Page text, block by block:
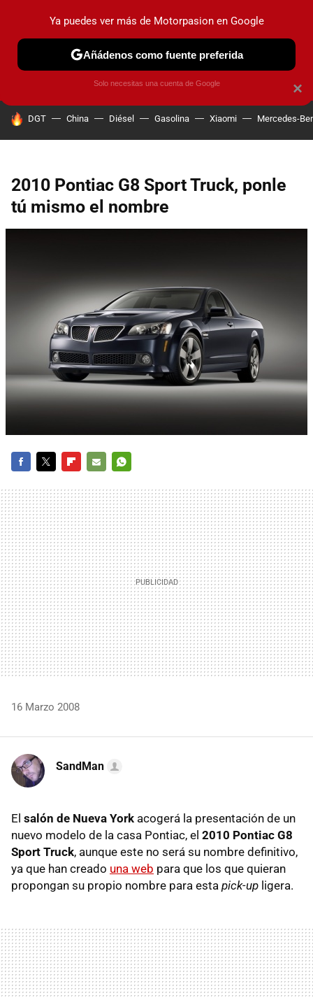
PRUEBAS COCHES ELÉCTRICOS OBSERVATORIO
HOY SE HABLA DE
DGT China Diésel Gasolina Xiaomi Mercedes-
2010 Pontiac G8 Sport Truck, ponle
tú mismo el nombre
MAIL
16 Marzo 2008
SandMan
El salón de Nueva York acogerá la presentación de un
nuevo modelo de la casa Pontiac, el 2010 Pontiac G8
Sport Truck, aunque este no será su nombre definitivo,
ya que han creado una web para que los que quieran
propongan su propio nombre para esta pick-up ligera.
×
Ya puedes ver más de Motorpasion en Google
Añádenos como fuente preferida
Solo necesitas una cuenta de Google